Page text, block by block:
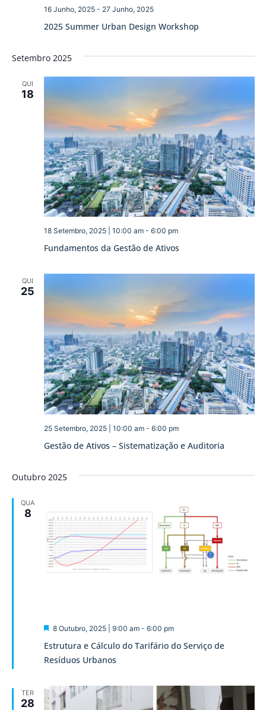
2025 Summer Urban Design Workshop
16 Junho, 2025- 27 Junho, 2025
Setembro 2025
QUI
18
Fundamentos da Gestão de Ativos
18 Setembro, 2025 | 10:00 am- 6:00 pm
QUI
25
Gestão de Ativos – Sistematização e Auditoria
25 Setembro, 2025 | 10:00 am- 6:00 pm
Outubro 2025
QUA
8
Estrutura e Cálculo do Tarifário do Serviço de
Resíduos Urbanos
Destaque
8 Outubro, 2025 | 9:00 am- 6:00 pm
TER
28